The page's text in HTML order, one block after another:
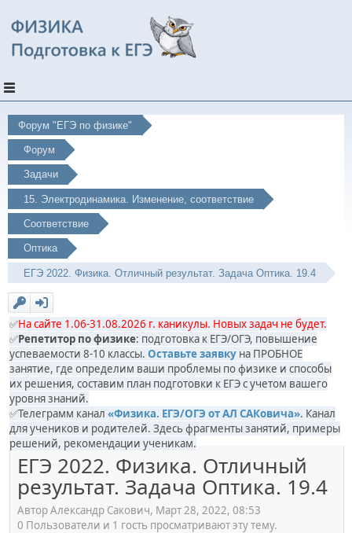
Форум "ЕГЭ по физике"
Форум
Задачи
15. Электродинамика. Изменение, соответствие
Соответствие
Оптика
ЕГЭ 2022. Физика. Отличный результат. Задача Оптика. 19.4
✅На сайте 1.06-31.08.2026 г. каникулы. Новых задач не будет.
✅Репетитор по физике: подготовка к ЕГЭ/ОГЭ, повышение
успеваемости 8-10 классы. Оставьте заявку на ПРОБНОЕ
занятие, где определим ваши проблемы по физике и способы
их решения, составим план подготовки к ЕГЭ с учетом вашего
уровня знаний.
✅Телеграмм канал «Физика. ЕГЭ/ОГЭ от АЛ САКовича». Канал
для учеников и родителей. Здесь фрагменты занятий, примеры
решений, рекомендации ученикам.
ЕГЭ 2022. Физика. Отличный
результат. Задача Оптика. 19.4
Автор Александр Сакович, Март 28, 2022, 08:53
0 Пользователи и 1 гость просматривают эту тему.